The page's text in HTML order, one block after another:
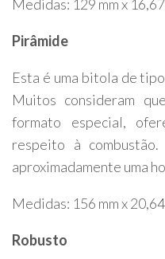
Medidas: 129 mm x
Pirâmide
Esta é uma bitola de
Muitos consideram
formato especial,
respeito à
aproximadamente uma
Medidas: 156 mm x
Robusto